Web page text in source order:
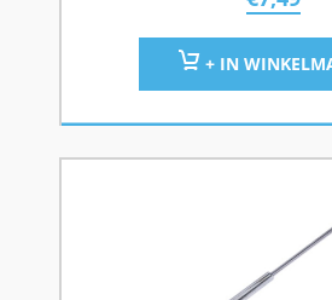
+ IN